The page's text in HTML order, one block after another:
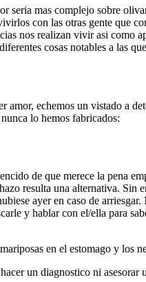
seri­a mas complejo sobre
con las otras gente que
nos realizan vivir asi­ como
cosas notables a las
echemos un vistado a
lo hemos fabricados:
de que merece la pena
resulta una alternativa. Sin
ayer en caso de arriesgar.
y hablar con el/ella para
en el estomago y los
un diagnostico ni asesorar